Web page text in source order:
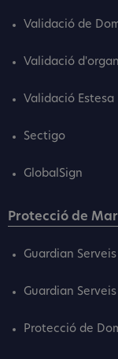
Validació de
Validació
Validació Estesa
Sectigo
GlobalSign
Protecció de
Guardian
Guardian
Protecció de